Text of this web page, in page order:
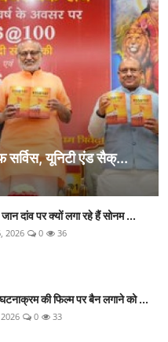
यूनिटी एंड सैक्...
दांव पर क्यों लगा रहे हैं सोनम ...
2026 0 36
की फिल्म पर बैन लगाने को ...
0 33